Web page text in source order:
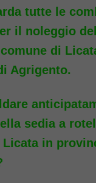
tutte le
il noleggio
di
Agrigento.
sedia a
Licata in